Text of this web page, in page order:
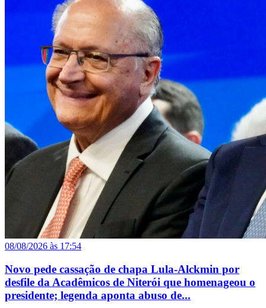
08/08/2026 às 17:54
Novo pede cassação de chapa Lula-Alckmin por
desfile da Acadêmicos de Niterói que homenageou o
presidente; legenda aponta abuso de...